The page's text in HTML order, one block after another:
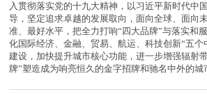
入贯彻落实党的十九大精神，以习近平新时代中
导，坚定追求卓越的发展取向，面向全球、面向
准、最好水平，把全力打响“四大品牌”与落实和
化国际经济、金融、贸易、航运、科技创新“五
建设，加快提升城市核心功能，进一步增强辐射
牌”塑造成为响亮恒久的金字招牌和驰名中外的城